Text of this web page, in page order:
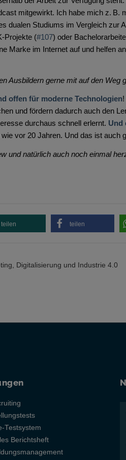
mitgewirkt. Ich habe mich z. B.
dualen Studiums im Vergleich zur
Projekte (#107) oder
Marke im Internet auf und helfen
Ausbildern gerne mit auf den Weg
offen für moderne Technologien
und fördern dadurch auch den
durchaus schnell erlernt. Und
vor 20 Jahren. Und das ist auch
und natürlich auch noch einmal
teilen teilen
, Digitalisierung und Industrie 4.0
Testsystem
Berichtsheft